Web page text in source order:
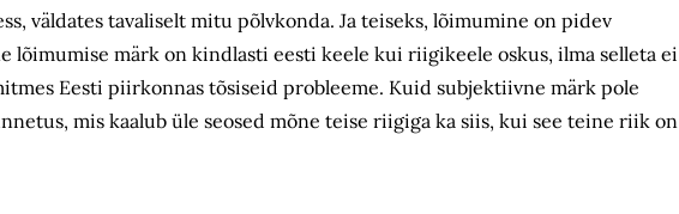
väldates tavaliselt mitu põlvkonda. Ja teiseks, lõimumine on pidev
lõimumise märk on kindlasti eesti keele kui riigikeele oskus, ilma selleta ei
Eesti piirkonnas tõsiseid probleeme. Kuid subjektiivne märk pole
mis kaalub üle seosed mõne teise riigiga ka siis, kui see teine riik on